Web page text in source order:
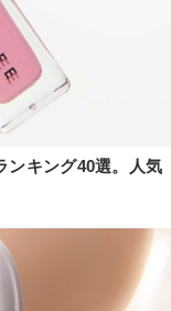
ンキング40選。人気